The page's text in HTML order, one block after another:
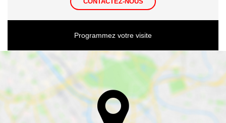
Programmez votre visite